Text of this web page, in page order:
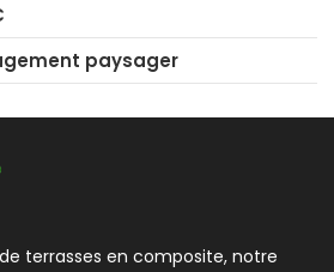
paysager
terrasses en composite, notre